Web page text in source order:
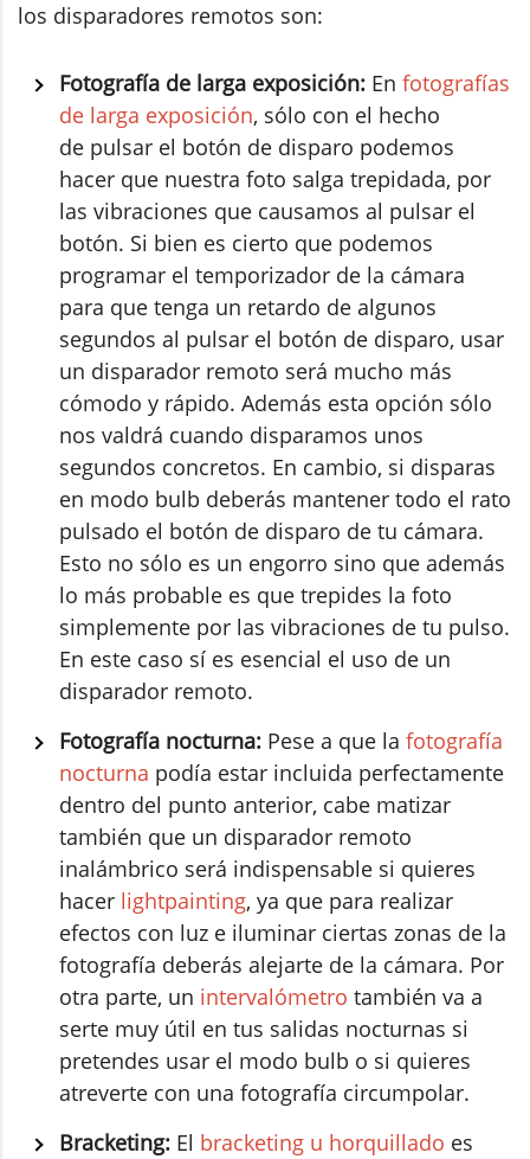
los disparadores remotos son:
Fotografía de larga exposición: En fotografías
de larga exposición, sólo con el hecho
de pulsar el botón de disparo podemos
hacer que nuestra foto salga trepidada, por
las vibraciones que causamos al pulsar el
botón. Si bien es cierto que podemos
programar el temporizador de la cámara
para que tenga un retardo de algunos
segundos al pulsar el botón de disparo, usar
un disparador remoto será mucho más
cómodo y rápido. Además esta opción sólo
nos valdrá cuando disparamos unos
segundos concretos. En cambio, si disparas
en modo bulb deberás mantener todo el rato
pulsado el botón de disparo de tu cámara.
Esto no sólo es un engorro sino que además
lo más probable es que trepides la foto
simplemente por las vibraciones de tu pulso.
En este caso sí es esencial el uso de un
disparador remoto.
Fotografía nocturna: Pese a que la fotografía
nocturna podía estar incluida perfectamente
dentro del punto anterior, cabe matizar
también que un disparador remoto
inalámbrico será indispensable si quieres
hacer lightpainting, ya que para realizar
efectos con luz e iluminar ciertas zonas de la
fotografía deberás alejarte de la cámara. Por
otra parte, un intervalómetro también va a
serte muy útil en tus salidas nocturnas si
pretendes usar el modo bulb o si quieres
atreverte con una fotografía circumpolar.
Bracketing: El bracketing u horquillado es